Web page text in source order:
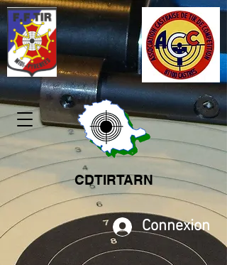
CDTIRTARN
Connexion